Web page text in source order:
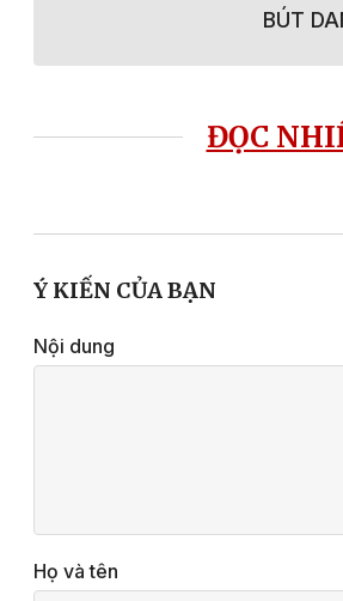
BÚT
ĐỌC
Ý KIẾN CỦA BẠN
Nội dung
Họ và tên